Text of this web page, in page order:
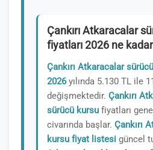
Çankırı Atkaracalar
fiyatları 2026 ne
Çankırı Atkaracalar
2026yılında 5.130 TL ile
değişmektedir. Çankırı
sürücü kursu fiyatları
civarında başlar. Çankırı
kursu fiyat listesi güncel